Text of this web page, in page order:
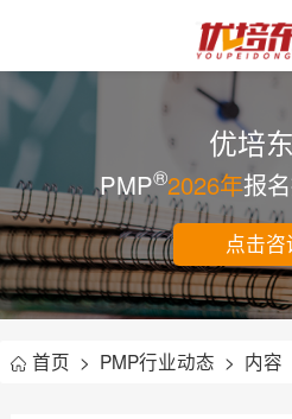
优培
PMP®2026年报
点击咨
首页 > PMP行业动态 > 内容